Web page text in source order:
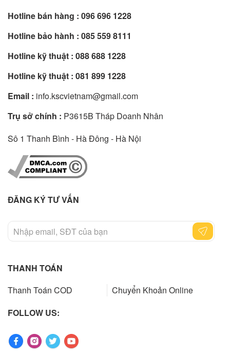
Hotline bán hàng : 096 696 1228
Hotline bảo hành : 085 559 8111
Hotline kỹ thuật : 088 688 1228
Hotline kỹ thuật : 081 899 1228
Email : info.kscvietnam@gmail.com
Trụ sở chính : P3615B Tháp Doanh Nhân
Sô 1 Thanh Bình - Hà Đông - Hà Nội
ĐĂNG KÝ TƯ VẤN
THANH TOÁN
Thanh Toán COD
Chuyển Khoản Online
FOLLOW US: